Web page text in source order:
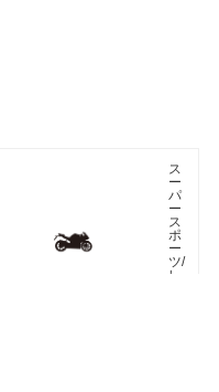
ス
ー
パ
ー
ス
ポ
ー
ツ/
レ